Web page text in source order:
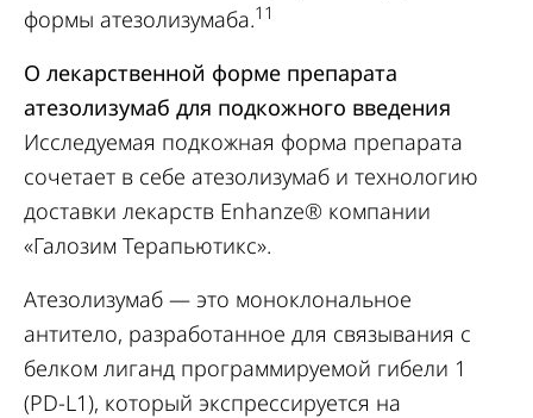
формы атезолизумаба.11
О лекарственной форме препарата
атезолизумаб для подкожного введения
Исследуемая подкожная форма препарата
сочетает в себе атезолизумаб и технологию
доставки лекарств Enhanze® компании
«Галозим Терапьютикс».
Атезолизумаб — это моноклональное
антитело, разработанное для связывания с
белком лиганд программируемой гибели 1
(PD-L1), который экспрессируется на